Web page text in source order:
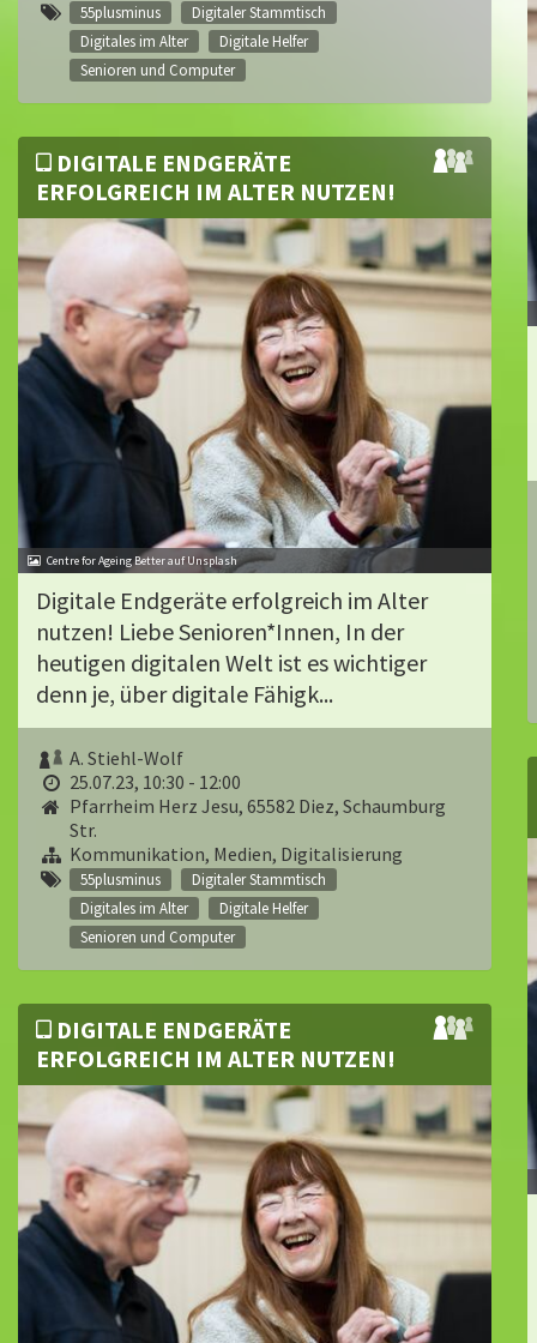
55plusminus
Digitaler Stammtisch
Digitales im Alter
Digitale Helfer
Senioren und Computer
DIGITALE ENDGERÄTE
ERFOLGREICH IM ALTER NUTZEN!
Centre for Ageing Better auf Unsplash
Digitale Endgeräte erfolgreich im Alter
nutzen! Liebe Senioren*Innen, In der
heutigen digitalen Welt ist es wichtiger
denn je, über digitale Fähigk...
A. Stiehl-Wolf
25.07.23, 10:30 - 12:00
Pfarrheim Herz Jesu, 65582 Diez, Schaumburg
Str.
Kommunikation, Medien, Digitalisierung
55plusminus
Digitaler Stammtisch
Digitales im Alter
Digitale Helfer
Senioren und Computer
DIGITALE ENDGERÄTE
ERFOLGREICH IM ALTER NUTZEN!